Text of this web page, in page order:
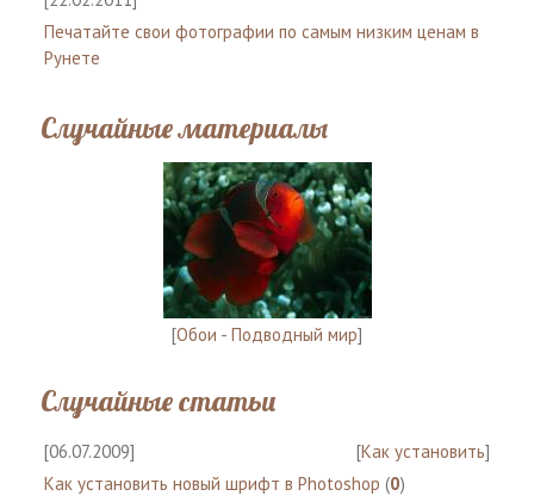
Печатайте свои фотографии по самым низким ценам в
Рунете
Случайные материалы
[Обои - Подводный мир]
Случайные статьи
[06.07.2009] [Как установить]
Как установить новый шрифт в Photoshop (0)